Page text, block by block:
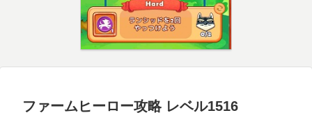
ファームヒーロー攻略 レベル1516